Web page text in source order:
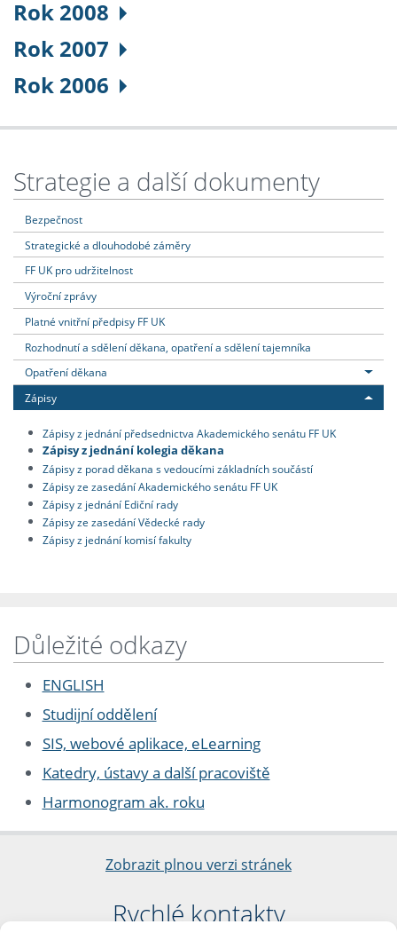
Rok 2008
Rok 2007
Rok 2006
Strategie a další dokumenty
Bezpečnost
Strategické a dlouhodobé záměry
FF UK pro udržitelnost
Výroční zprávy
Platné vnitřní předpisy FF UK
Rozhodnutí a sdělení děkana, opatření a sdělení tajemníka
Opatření děkana
Zápisy
Zápisy z jednání předsednictva Akademického senátu FF UK
Zápisy z jednání kolegia děkana
Zápisy z porad děkana s vedoucími základních součástí
Zápisy ze zasedání Akademického senátu FF UK
Zápisy z jednání Ediční rady
Zápisy ze zasedání Vědecké rady
Zápisy z jednání komisí fakulty
Důležité odkazy
ENGLISH
Studijní oddělení
SIS, webové aplikace, eLearning
Katedry, ústavy a další pracoviště
Harmonogram ak. roku
Zobrazit plnou verzi stránek
Rychlé kontakty